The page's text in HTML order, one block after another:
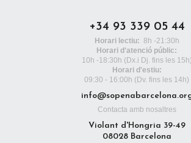
+34 93 339 05 44
Horari lectiu: 8h -21:30h
Horari d'atenció públic:
10h -18:30h (Dx.i Dj. fins les 15h)
Horari d'estiu:
09:30 - 16:00h (Dv. fins les 14h)
Contacta amb nosaltres
Violant d'Hongria 39-49
08028 Barcelona